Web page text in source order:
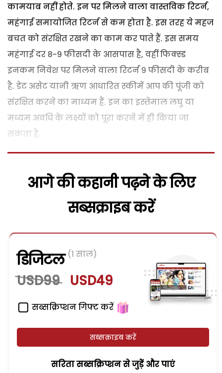
कामयाब नहीं होते. इन पर मिलने वाला वास्तविक रिटर्न,
महंगाई समायोजित रिटर्न से कम होता है. इस तरह ये महज
बचत को संरक्षित रखने का काम कर पाते हैं. इस समय
महंगाई दर 8-9 फीसदी के आसपास है, वहीं फिक्स्ड
इनकम निवेश पर मिलने वाला रिटर्न 9 फीसदी के करीब
है. डेट असेट यानी ऋण आधारित स्कीमें आप की पूंजी को
संरक्षित करने का माध्यम हैं. इन का इस्तेमाल लघु या
मध्यम अवधि के लक्ष्यों को पूरा करने में ही किया जा
सकता है.
आगे की कहानी पढ़ने के लिए
सब्सक्राइब करें
डिजिटल (1 साल)
USD99 USD49
सब्सक्रिप्शन गिफ्ट करें
सब्सक्राइब करें
सरिता सब्सक्रिप्शन से जुड़ेें और पाएं